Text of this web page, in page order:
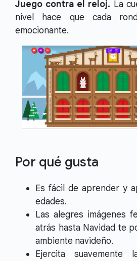
Juego contra el reloj. La
nivel hace que cada
emocionante.
Por qué gusta
Es fácil de aprender y
edades.
Las alegres imágenes
atrás hasta Navidad te
ambiente navideño.
Ejercita